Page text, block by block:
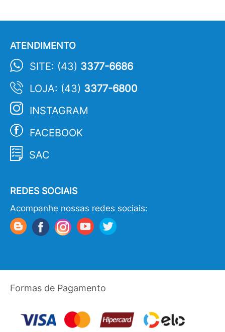
ATENDIMENTO
SITE: (43) 3377-6686
LOJA: (43) 3377-6800
INSTAGRAM
FACEBOOK
SAC
REDES SOCIAIS
Acompanhe nossas redes sociais:
Formas de Pagamento